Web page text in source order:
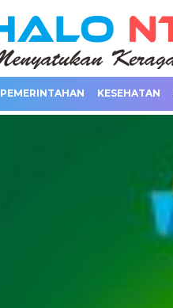
PEMERINTAHAN KESEHATAN